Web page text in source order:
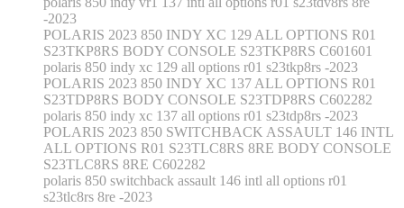
-2023
POLARIS 2023 850 INDY XC 129 ALL OPTIONS R01
S23TKP8RS BODY CONSOLE S23TKP8RS C601601
polaris 850 indy xc 129 all options r01 s23tkp8rs -2023
POLARIS 2023 850 INDY XC 137 ALL OPTIONS R01
S23TDP8RS BODY CONSOLE S23TDP8RS C602282
polaris 850 indy xc 137 all options r01 s23tdp8rs -2023
POLARIS 2023 850 SWITCHBACK ASSAULT 146 INTL
ALL OPTIONS R01 S23TLC8RS 8RE BODY CONSOLE
S23TLC8RS 8RE C602282
polaris 850 switchback assault 146 intl all options r01
s23tlc8rs 8re -2023